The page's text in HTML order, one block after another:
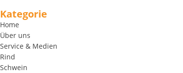
Kategorie
Home
Über uns
Service & Medien
Rind
Schwein